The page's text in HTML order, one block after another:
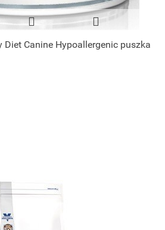
Diet Canine Hypoallergenic puszka